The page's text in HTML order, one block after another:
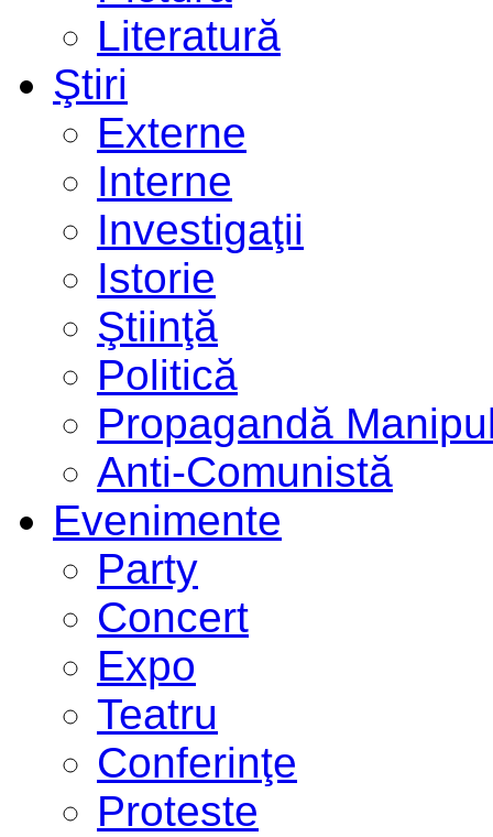
Literatură
Ştiri
Externe
Interne
Investigaţii
Istorie
Ştiinţă
Politică
Propagandă
Anti-Comunistă
Evenimente
Party
Concert
Expo
Teatru
Conferinţe
Proteste